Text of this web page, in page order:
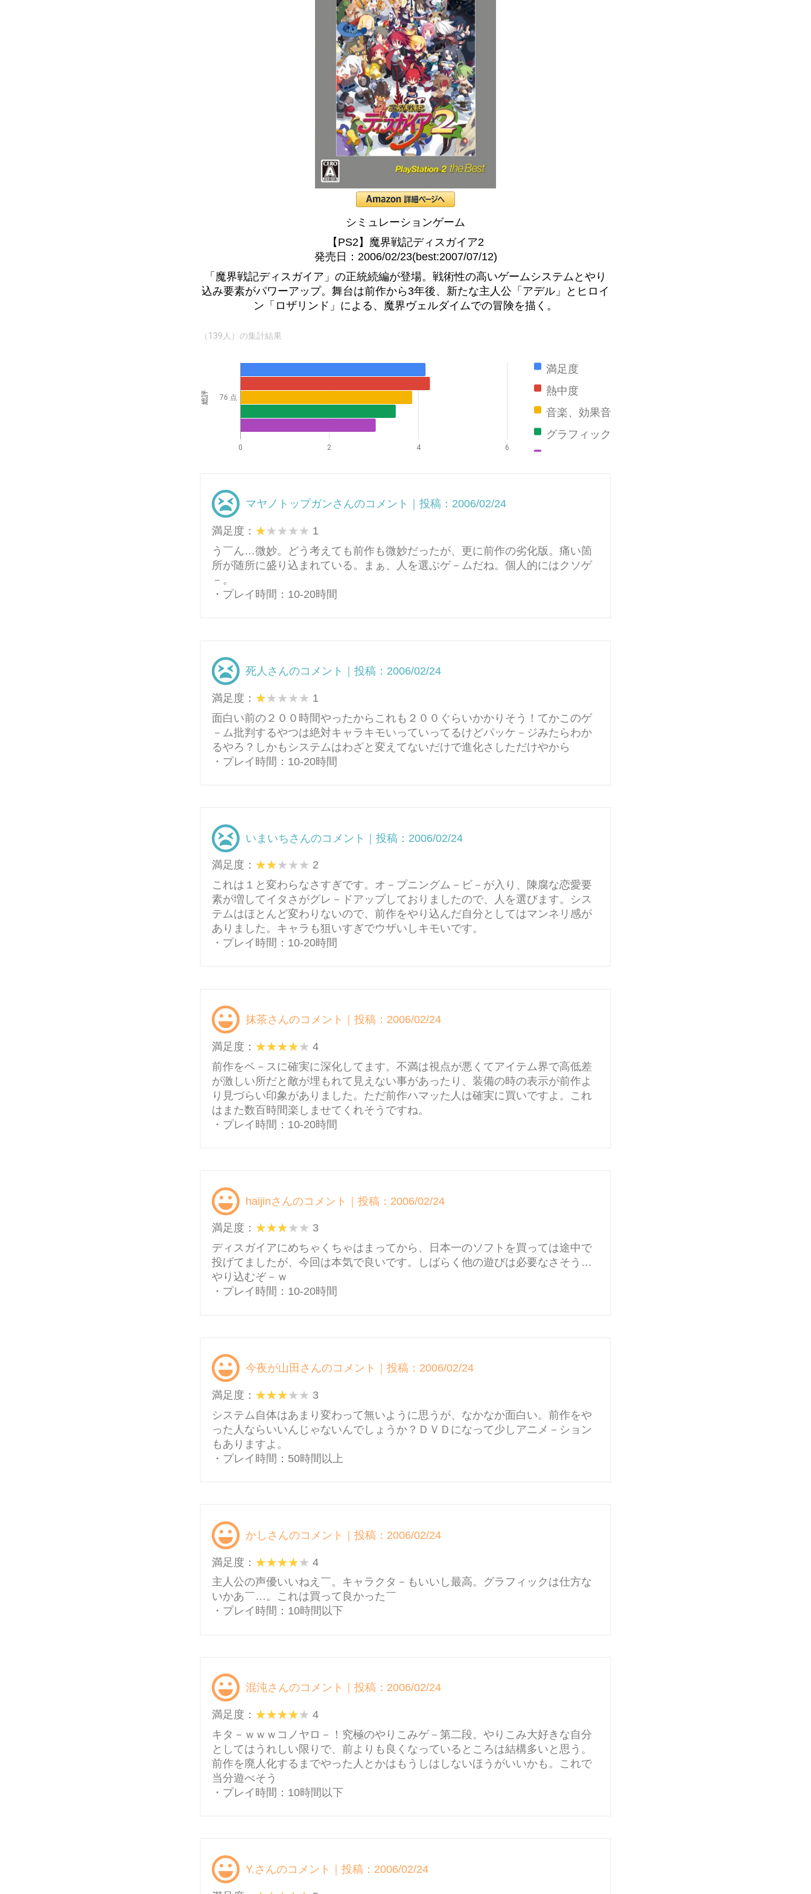
シミュレーションゲーム
【PS2】魔界戦記ディスガイア2
発売日：2006/02/23(best:2007/07/12)
「魔界戦記ディスガイア」の正統続編が登場。戦術性の高いゲームシステムとやり
込み要素がパワーアップ。舞台は前作から3年後、新たな主人公「アデル」とヒロイ
ン「ロザリンド」による、魔界ヴェルダイムでの冒険を描く。
（139人）の集計結果
満足度
熱中度
音楽、効果音
グラフィック
0 2 4 6
76 点
総評
マヤノトップガンさんのコメント｜投稿：2006/02/24
満足度：
1
う￣ん…微妙。どう考えても前作も微妙だったが、更に前作の劣化版。痛い箇
所が随所に盛り込まれている。まぁ、人を選ぶゲ－ムだね。個人的にはクソゲ
－。
・プレイ時間：10-20時間
死人さんのコメント｜投稿：2006/02/24
満足度：
1
面白い前の２００時間やったからこれも２００ぐらいかかりそう！てかこのゲ
－ム批判するやつは絶対キャラキモいっていってるけどパッケ－ジみたらわか
るやろ？しかもシステムはわざと変えてないだけで進化さしただけやから
・プレイ時間：10-20時間
いまいちさんのコメント｜投稿：2006/02/24
満足度：
2
これは１と変わらなさすぎです。オ－プニングム－ビ－が入り、陳腐な恋愛要
素が増してイタさがグレ－ドアップしておりましたので、人を選びます。シス
テムはほとんど変わりないので、前作をやり込んだ自分としてはマンネリ感が
ありました。キャラも狙いすぎでウザいしキモいです。
・プレイ時間：10-20時間
抹茶さんのコメント｜投稿：2006/02/24
満足度：
4
前作をベ－スに確実に深化してます。不満は視点が悪くてアイテム界で高低差
が激しい所だと敵が埋もれて見えない事があったり、装備の時の表示が前作よ
り見づらい印象がありました。ただ前作ハマッた人は確実に買いですよ。これ
はまた数百時間楽しませてくれそうですね。
・プレイ時間：10-20時間
haijinさんのコメント｜投稿：2006/02/24
満足度：
3
ディスガイアにめちゃくちゃはまってから、日本一のソフトを買っては途中で
投げてましたが、今回は本気で良いです。しばらく他の遊びは必要なさそう…
やり込むぞ－ｗ
・プレイ時間：10-20時間
今夜が山田さんのコメント｜投稿：2006/02/24
満足度：
3
システム自体はあまり変わって無いように思うが、なかなか面白い。前作をや
った人ならいいんじゃないんでしょうか？ＤＶＤになって少しアニメ－ション
もありますよ。
・プレイ時間：50時間以上
かしさんのコメント｜投稿：2006/02/24
満足度：
4
主人公の声優いいねえ￣。キャラクタ－もいいし最高。グラフィックは仕方な
いかあ￣…。これは買って良かった￣
・プレイ時間：10時間以下
混沌さんのコメント｜投稿：2006/02/24
満足度：
4
キタ－ｗｗｗコノヤロ－！究極のやりこみゲ－第二段。やりこみ大好きな自分
としてはうれしい限りで、前よりも良くなっているところは結構多いと思う。
前作を廃人化するまでやった人とかはもうしはしないほうがいいかも。これで
当分遊べそう
・プレイ時間：10時間以下
Y.さんのコメント｜投稿：2006/02/24